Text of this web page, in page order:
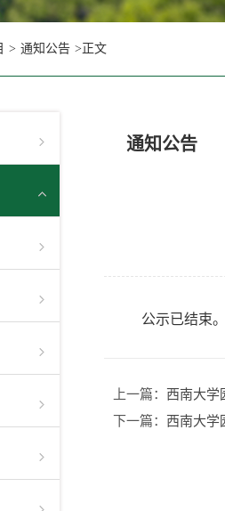
> 通知公告 > 正文
通知公告
公示已结束。
上一篇： 西南大学
下一篇： 西南大学